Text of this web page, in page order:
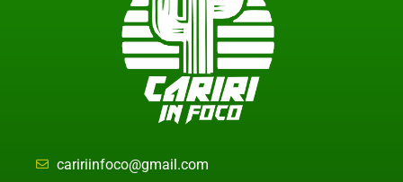
caririinfoco@gmail.com